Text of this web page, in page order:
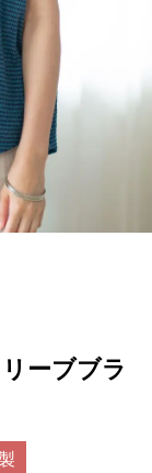
ーブブラ